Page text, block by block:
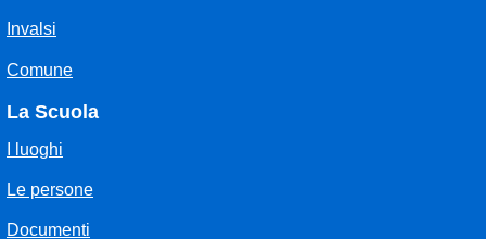
Invalsi
Comune
La Scuola
I luoghi
Le persone
Documenti